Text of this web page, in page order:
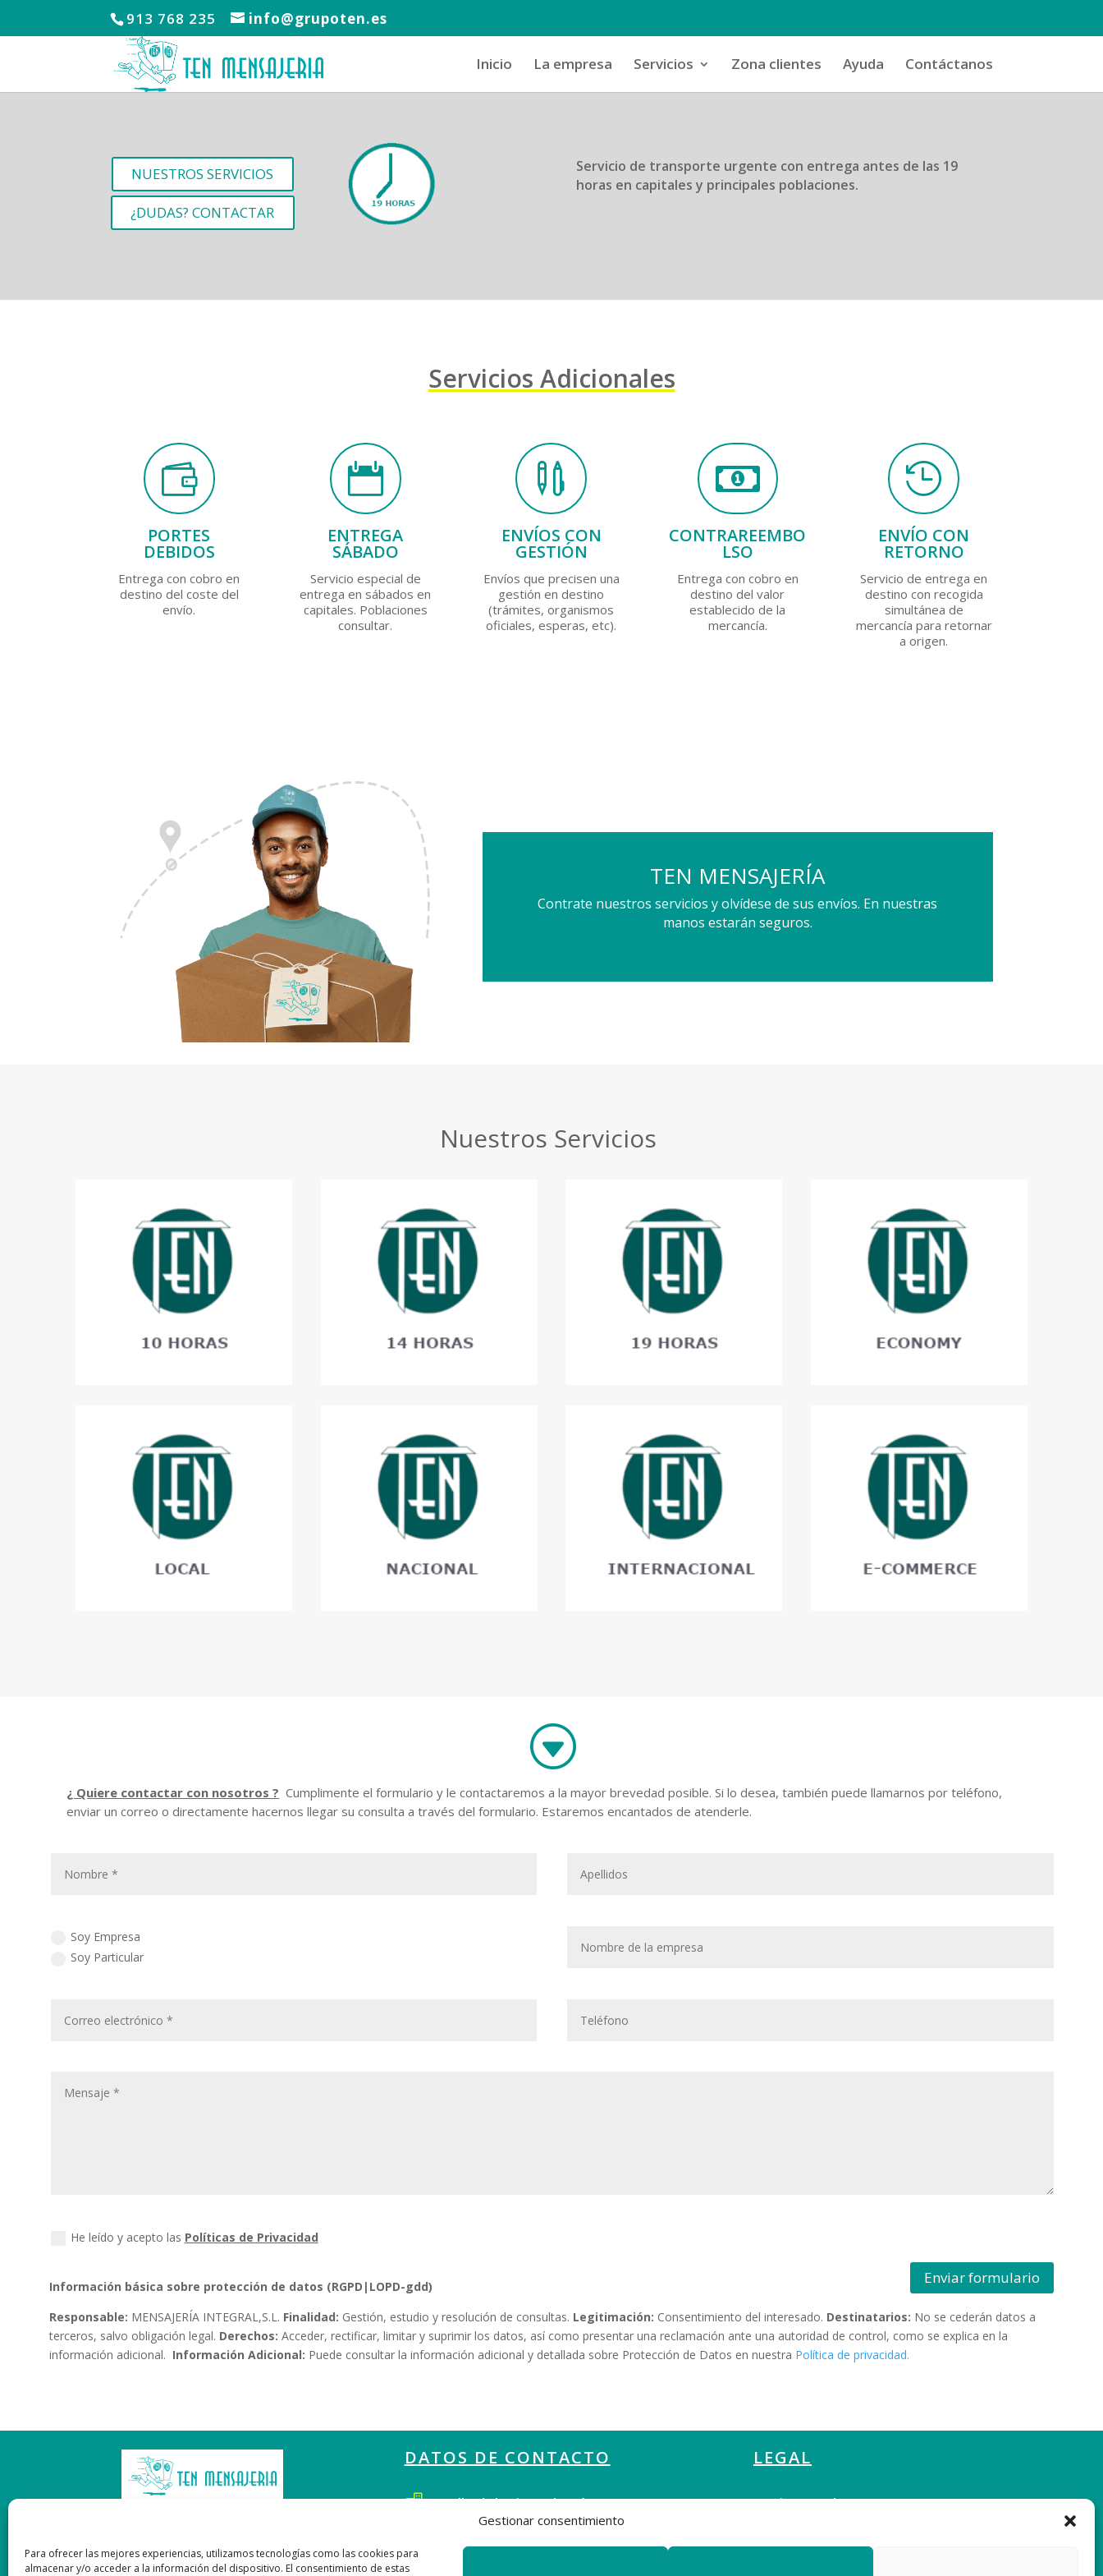
Gestionar consentimiento
Para ofrecer las mejores experiencias, utilizamos tecnologías como las cookies para
almacenar y/o acceder a la información del dispositivo. El consentimiento de estas
913 768 235 info@grupoten.es
Inicio La empresa Servicios Zona clientes Ayuda Contáctanos
NUESTROS SERVICIOS
¿DUDAS? CONTACTAR
Servicio de transporte urgente con entrega antes de las 19
horas en capitales y principales poblaciones.
Servicios Adicionales

PORTES
DEBIDOS
Entrega con cobro en
destino del coste del
envío.

ENTREGA
SÁBADO
Servicio especial de
entrega en sábados en
capitales. Poblaciones
consultar.

ENVÍOS CON
GESTIÓN
Envíos que precisen una
gestión en destino
(trámites, organismos
oficiales, esperas, etc).

CONTRAREEMBO
LSO
Entrega con cobro en
destino del valor
establecido de la
mercancía.

ENVÍO CON
RETORNO
Servicio de entrega en
destino con recogida
simultánea de
mercancía para retornar
a origen.
TEN MENSAJERÍA
Contrate nuestros servicios y olvídese de sus envíos. En nuestras
manos estarán seguros.
Nuestros Servicios
G
¿ Quiere contactar con nosotros ? Cumplimente el formulario y le contactaremos a la mayor brevedad posible. Si lo desea, también puede llamarnos por teléfono,
enviar un correo o directamente hacernos llegar su consulta a través del formulario. Estaremos encantados de atenderle.
Soy Empresa
Soy Particular
He leído y acepto las Políticas de Privacidad
Enviar formulario
Información básica sobre protección de datos (RGPD|LOPD-gdd)
Responsable: MENSAJERÍA INTEGRAL,S.L. Finalidad: Gestión, estudio y resolución de consultas. Legitimación: Consentimiento del interesado. Destinatarios: No se cederán datos a
terceros, salvo obligación legal. Derechos: Acceder, rectificar, limitar y suprimir los datos, así como presentar una reclamación ante una autoridad de control, como se explica en la
información adicional. Información Adicional: Puede consultar la información adicional y detallada sobre Protección de Datos en nuestra Política de privacidad.
Internacional
DATOS DE CONTACTO

Calle de la Virgen de Aránzazu, Nº37
LEGAL
> Aviso Legal